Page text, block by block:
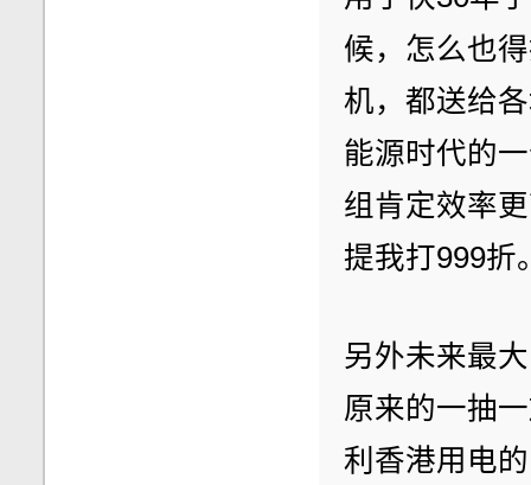
候，怎么也
机，都送给
能源时代的
组肯定效率
提我打999折
另外未来最
原来的一抽
利香港用电